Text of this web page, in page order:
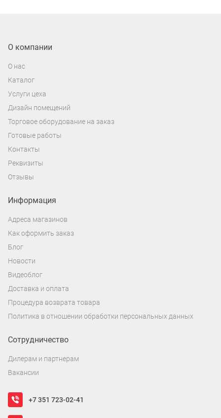
О компании
О нас
Каталог
Услуги цеха
Дизайн помещений
Торговое оборудование на заказ
Готовые работы
Контакты
Реквизиты
Отзывы
Информация
Адреса магазинов
Как оформить заказ
Блог
Новости
Видеоблог
Доставка и оплата
Процедура возврата товара
Политика в отношении обработки персональных данных
Сотрудничество
Дилерам и партнерам
Вакансии
+7 351 723-02-41